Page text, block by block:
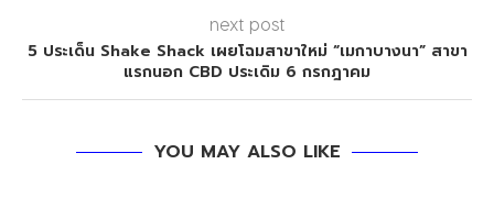
next post
5 ประเด็น Shake Shack เผยโฉมสาขาใหม่ “เมกาบางนา” สาขา
แรกนอก CBD ประเดิม 6 กรกฎาคม
YOU MAY ALSO LIKE